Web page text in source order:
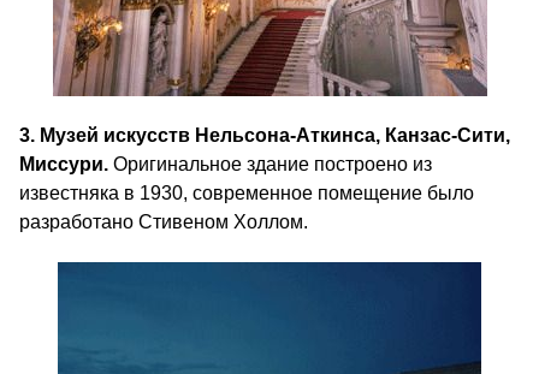
3. Музей искусств Нельсона-Аткинса, Канзас-Сити,
Миссури. Оригинальное здание построено из
известняка в 1930, современное помещение было
разработано Стивеном Холлом.